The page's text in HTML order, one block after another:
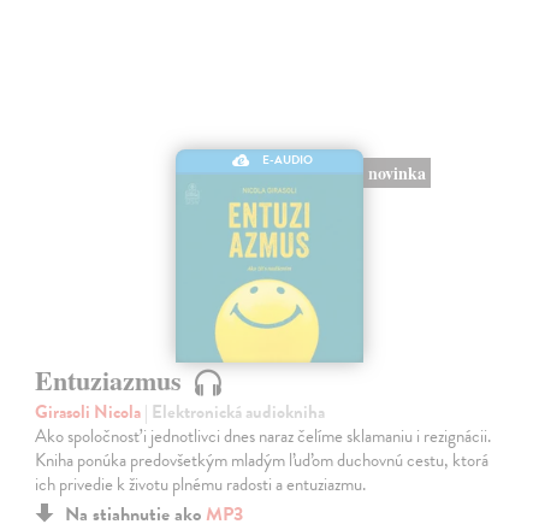
E-AUDIO
novinka
Entuziazmus
Girasoli Nicola| Elektronická audiokniha
Ako spoločnosť i jednotlivci dnes naraz čelíme sklamaniu i rezignácii.
Kniha ponúka predovšetkým mladým ľuďom duchovnú cestu, ktorá
ich privedie k životu plnému radosti a entuziazmu.
Na stiahnutie ako MP3